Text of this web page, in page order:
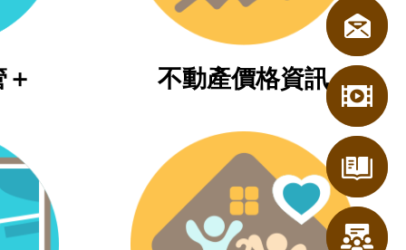
不動產價格資訊